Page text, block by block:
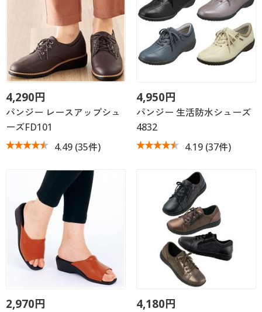
4,290円
パンジー レースアップシュ
ーズFD101
4.49 (35件)
4,950円
パンジー 生活防水シューズ
4832
4.19(37件)
2,970円 4,180円